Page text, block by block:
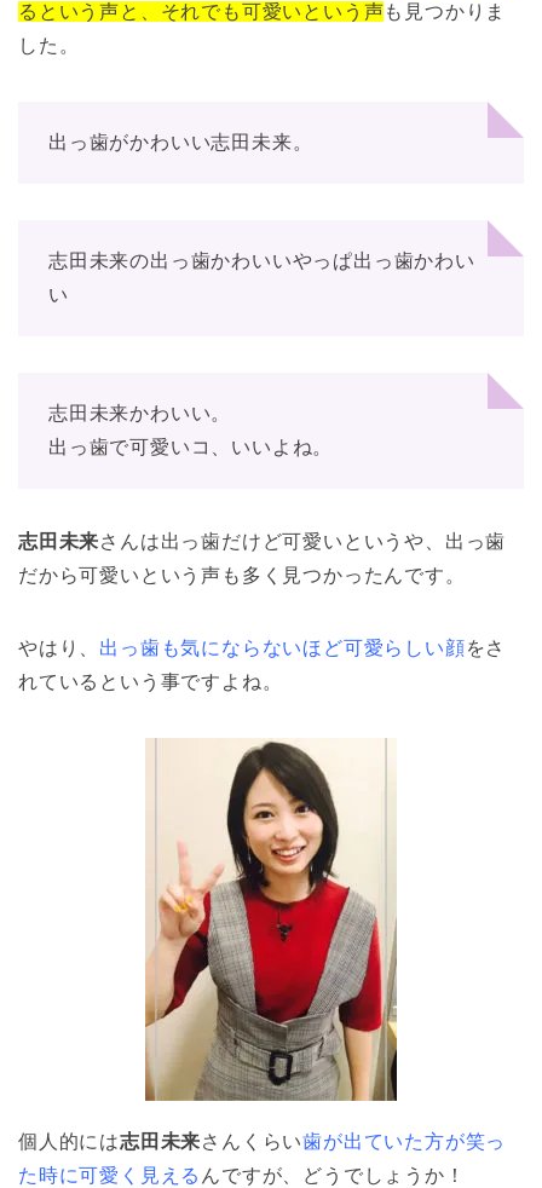
るという声と、それでも可愛いという声も見つかりま
した。
出っ歯がかわいい志田未来。
志田未来の出っ歯かわいいやっぱ出っ歯かわい
い
志田未来かわいい。
出っ歯で可愛いコ、いいよね。
志田未来さんは出っ歯だけど可愛いというや、出っ歯
だから可愛いという声も多く見つかったんです。
やはり、 出っ歯も気にならないほど可愛らしい顔をさ
れているという事ですよね。
個人的には志田未来さんくらい歯が出ていた方が笑っ
た時に可愛く見える んですが、どうでしょうか！